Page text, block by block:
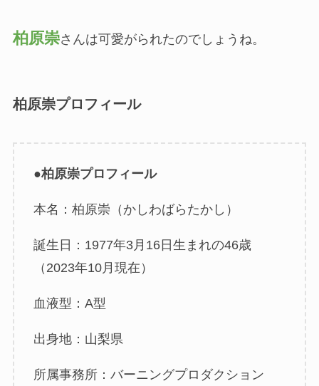
柏原崇さんは可愛がられたのでしょうね。
柏原崇プロフィール
●柏原崇プロフィール
本名：柏原崇（かしわばらたかし）
誕生日：1977年3月16日生まれの46歳
（2023年10月現在）
血液型：A型
出身地：山梨県
所属事務所：バーニングプロダクション